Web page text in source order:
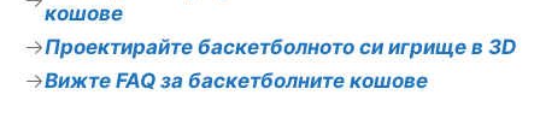
кошове
Проектирайте баскетболното си игрище в 3D
Вижте FAQ за баскетболните кошове